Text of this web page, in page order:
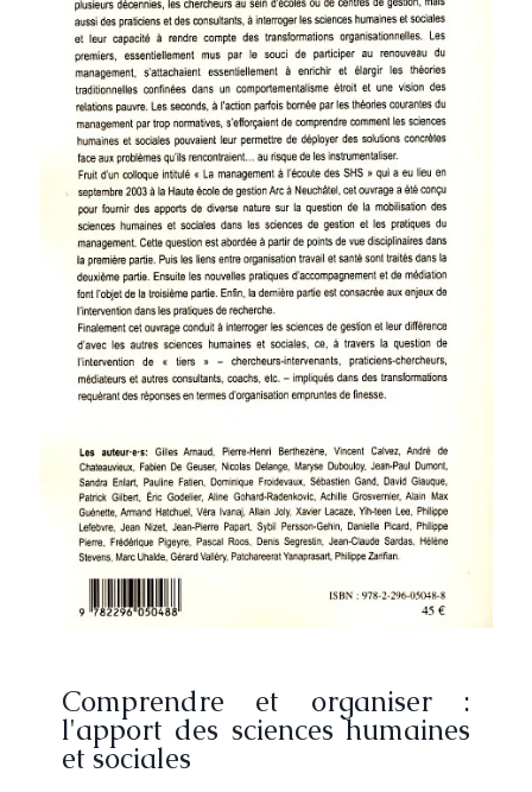
Comprendre et organiser :
l'apport des sciences humaines
et sociales